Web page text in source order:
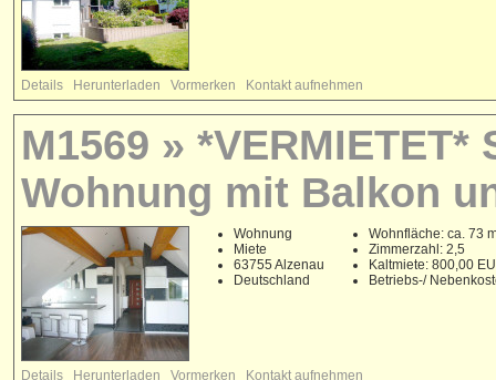
Details Herunterladen Vormerken Kontakt aufnehmen
M1569 »
Wohnung mit Balkon
Wohnung
Miete
63755 Alzenau
Deutschland
Wohnfläche: ca. 73
Zimmerzahl: 2,5
Kaltmiete: 800,00
Betriebs-/
Details Herunterladen Vormerken Kontakt aufnehmen